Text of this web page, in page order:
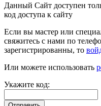
Данный Сайт доступен
код доступа к сайту
Если вы мастер или
свяжитесь с нами по
зарегистрированны, то
Или можете использовать
Укажите код: